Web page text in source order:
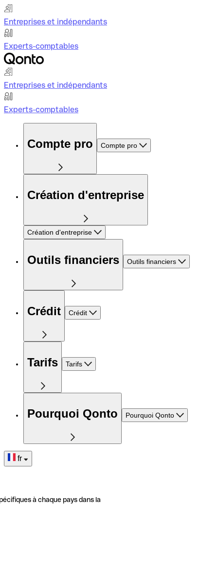
Entreprises et indépendants
Experts-comptables
Entreprises et indépendants
Experts-comptables
Compte pro Compte pro
Création d'entreprise
Création d'entreprise
Outils financiers Outils financiers
Crédit Crédit
Tarifs Tarifs
Pourquoi Qonto Pourquoi Qonto
fr
à chaque pays dans la